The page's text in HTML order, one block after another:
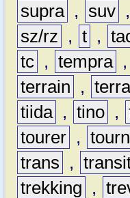
supra , suv ,
sz/rz
, t ,
tc , tempra ,
terrain
,
tiida , tino ,
tourer ,
trans
,
trekking
,